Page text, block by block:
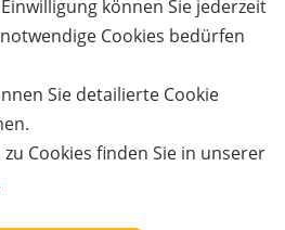
können Sie jederzeit
Cookies bedürfen
Sie detailierte Cookie
Cookies finden Sie in unserer
Kundenkonto
haben, können Sie sich
Daten, die zur Bestellung nötig sind,
Ihrem Kundenkonto